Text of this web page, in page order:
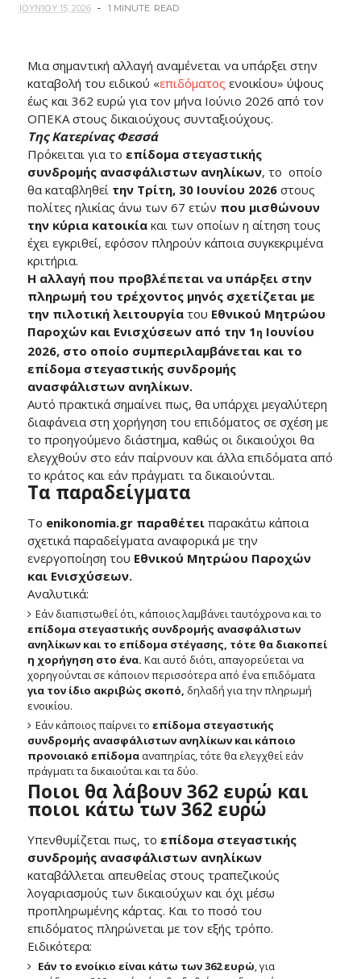
ΙΟΥΝΊΟΥ 15, 2026 1 MINUTE READ
Μια σημαντική αλλαγή αναμένεται να υπάρξει στην
καταβολή του ειδικού «επιδόματος ενοικίου» ύψους
έως και 362 ευρώ για τον μήνα Ιούνιο 2026 από τον
ΟΠΕΚΑ στους δικαιούχους συνταξιούχους.
Της Κατερίνας Φεσσά
Πρόκειται για το επίδομα στεγαστικής
συνδρομής ανασφάλιστων ανηλίκων, το οποίο
θα καταβληθεί την Τρίτη, 30 Ιουνίου 2026στους
πολίτες ηλικίας άνω των 67 ετών που μισθώνουν
την κύρια κατοικίακαι των οποίων η αίτηση τους
έχει εγκριθεί, εφόσον πληρούν κάποια συγκεκριμένα
κριτήρια.
Η αλλαγή που προβλέπεται να υπάρξει στην
πληρωμή του τρέχοντος μηνός σχετίζεται με
την πιλοτική λειτουργία του Εθνικού Μητρώου
Παροχών και Ενισχύσεων από την 1η Ιουνίου
2026, στο οποίο συμπεριλαμβάνεται και το
επίδομα στεγαστικής συνδρομής
ανασφάλιστων ανηλίκων.
Αυτό πρακτικά σημαίνει πως, θα υπάρχει μεγαλύτερη
διαφάνεια στη χορήγηση του επιδόματος σε σχέση με
το προηγούμενο διάστημα, καθώς οι δικαιούχοι θα
ελεγχθούν στο εάν παίρνουν και άλλα επιδόματα από
το κράτος και εάν πράγματι τα δικαιούνται.
Τα παραδείγματα
Το enikonomia.gr παραθέτειπαρακάτω κάποια
σχετικά παραδείγματα αναφορικά με την
ενεργοποίηση του Εθνικού Μητρώου Παροχών
και Ενισχύσεων.
Αναλυτικά:
Εάν διαπιστωθεί ότι, κάποιος λαμβάνει ταυτόχρονα και το
επίδομα στεγαστικής συνδρομής ανασφάλιστων
ανηλίκων και το επίδομα στέγασης, τότε θα διακοπεί
η χορήγηση στο ένα. Και αυτό διότι, απαγορεύεται να
χορηγούνται σε κάποιον περισσότερα από ένα επιδόματα
για τον ίδιο ακριβώς σκοπό, δηλαδή για την πληρωμή
ενοικίου.
Εάν κάποιος παίρνει το επίδομα στεγαστικής
συνδρομής ανασφάλιστων ανηλίκων και κάποιο
προνοιακό επίδομααναπηρίας, τότε θα ελεγχθεί εάν
πράγματι τα δικαιούται και τα δύο.
Ποιοι θα λάβουν 362 ευρώ και
ποιοι κάτω των 362 ευρώ
Υπενθυμίζεται πως, το επίδομα στεγαστικής
συνδρομής ανασφάλιστων ανηλίκων
καταβάλλεται απευθείας στους τραπεζικούς
λογαριασμούς των δικαιούχων και όχι μέσω
προπληρωμένης κάρτας. Και το ποσό του
επιδόματος πληρώνεται με τον εξής τρόπο.
Ειδικότερα:
Εάν το ενοίκιο είναι κάτω των 362 ευρώ, για